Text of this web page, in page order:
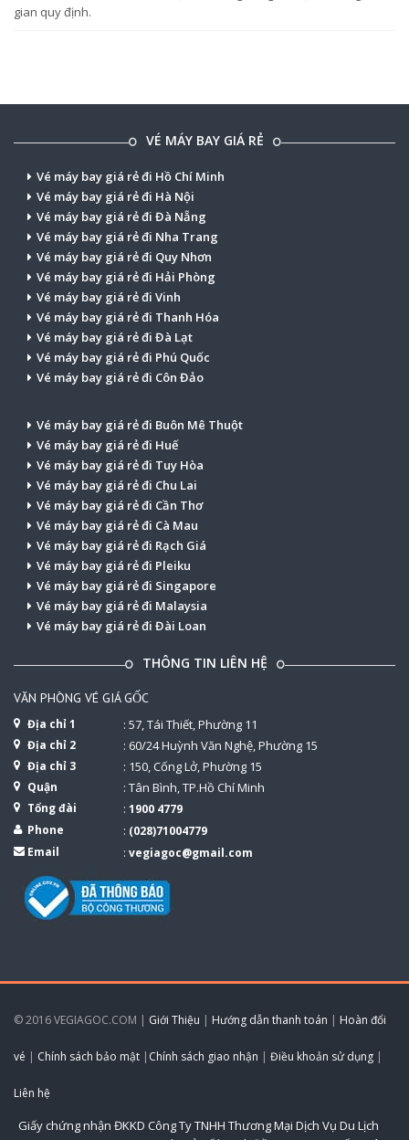
gian quy định.
VÉ MÁY BAY GIÁ RẺ
Vé máy bay giá rẻ đi Hồ Chí Minh
Vé máy bay giá rẻ đi Hà Nội
Vé máy bay giá rẻ đi Đà Nẵng
Vé máy bay giá rẻ đi Nha Trang
Vé máy bay giá rẻ đi Quy Nhơn
Vé máy bay giá rẻ đi Hải Phòng
Vé máy bay giá rẻ đi Vinh
Vé máy bay giá rẻ đi Thanh Hóa
Vé máy bay giá rẻ đi Đà Lạt
Vé máy bay giá rẻ đi Phú Quốc
Vé máy bay giá rẻ đi Côn Đảo
Vé máy bay giá rẻ đi Buôn Mê Thuột
Vé máy bay giá rẻ đi Huế
Vé máy bay giá rẻ đi Tuy Hòa
Vé máy bay giá rẻ đi Chu Lai
Vé máy bay giá rẻ đi Cần Thơ
Vé máy bay giá rẻ đi Cà Mau
Vé máy bay giá rẻ đi Rạch Giá
Vé máy bay giá rẻ đi Pleiku
Vé máy bay giá rẻ đi Singapore
Vé máy bay giá rẻ đi Malaysia
Vé máy bay giá rẻ đi Đài Loan
THÔNG TIN LIÊN HỆ
VĂN PHÒNG VÉ GIÁ GỐC
Địa chỉ 1 : 57, Tái Thiết, Phường 11
Địa chỉ 2 : 60/24 Huỳnh Văn Nghệ, Phường 15
Địa chỉ 3 : 150, Cống Lở, Phường 15
Quận : Tân Bình, TP.Hồ Chí Minh
Tổng đài : 1900 4779
Phone
: (028)71004779
Email
: vegiagoc@gmail.com
© 2016 VEGIAGOC.COM | Giới Thiệu | Hướng dẫn thanh toán | Hoàn đổi
vé | Chính sách bảo mật | Chính sách giao nhận | Điều khoản sử dụng |
Liên hệ
Giấy chứng nhận ĐKKD Công Ty TNHH Thương Mại Dịch Vụ Du Lịch